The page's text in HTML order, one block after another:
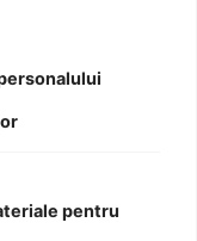
pentru